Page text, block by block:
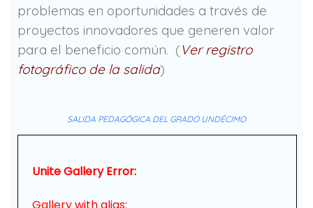
problemas en oportunidades a través de
proyectos innovadores que generen valor
para el beneficio común. (Ver registro
fotográfico de la salida)
SALIDA PEDAGÓGICA DEL GRADO UNDÉCIMO
Unite Gallery Error: